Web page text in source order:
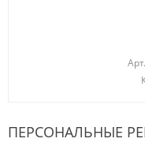
Арт.
ПЕРСОНАЛЬНЫЕ